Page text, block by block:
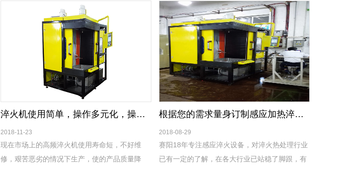
淬火机使用简单，操作多元化，操作方便！
2018-11-23
现在市场上的高频淬火机使用寿命短，不好维
修，艰苦恶劣的情况下生产，使的产品质量降
根据您的需求量身订制感应加热淬火设备
2018-08-29
赛阳18年专注感应淬火设备，对淬火热处理行业
已有一定的了解，在各大行业已站稳了脚跟，有